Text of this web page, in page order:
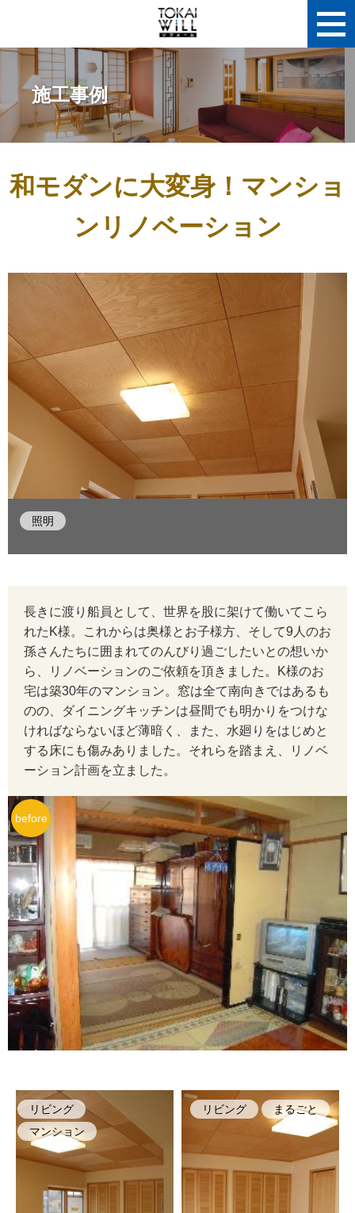
施工事例
和モダンに大変身！マンショ
ンリノベーション
照明
長きに渡り船員として、世界を股に架けて働いてこら
れたK様。これからは奥様とお子様方、そして9人のお
孫さんたちに囲まれてのんびり過ごしたいとの想いか
ら、リノベーションのご依頼を頂きました。K様のお
宅は築30年のマンション。窓は全て南向きではあるも
のの、ダイニングキッチンは昼間でも明かりをつけな
ければならないほど薄暗く、また、水廻りをはじめと
する床にも傷みありました。それらを踏まえ、リノベ
ーション計画を立ました。
リビング
マンション
リビング まるごと